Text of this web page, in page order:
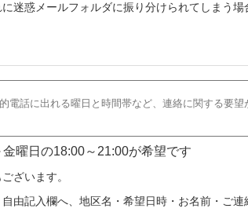
迷惑メールフォルダに振り分けられてしまう
曜日の18:00～21:00が希望です
ざいます。
由記入欄へ、地区名・希望日時・お名前・ご